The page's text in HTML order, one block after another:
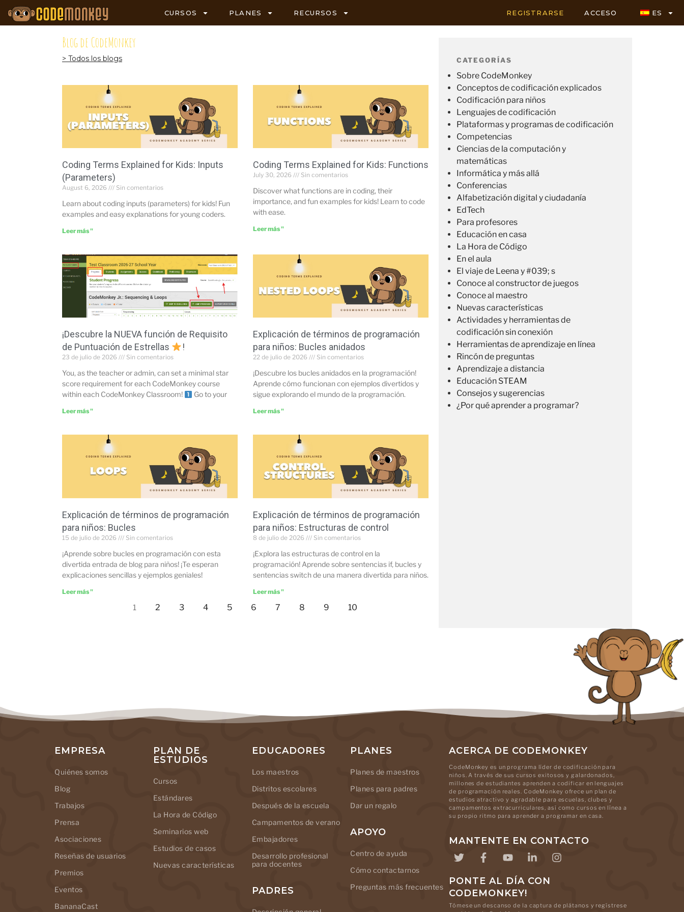
CURSOS PLANES RECURSOS REGISTRARSE ACCESO ES
Blog de CodeMonkey
> Todos los blogs
Coding Terms Explained for Kids: Inputs
(Parameters)
August 6, 2026 Sin comentarios
Learn about coding inputs (parameters) for kids! Fun
examples and easy explanations for young coders.
Leer más "
Coding Terms Explained for Kids: Functions
July 30, 2026 Sin comentarios
Discover what functions are in coding, their
importance, and fun examples for kids! Learn to code
with ease.
Leer más "
¡Descubre la NUEVA función de Requisito
de Puntuación de Estrellas
!
23 de julio de 2026 Sin comentarios
You, as the teacher or admin, can set a minimal star
score requirement for each CodeMonkey course
within each CodeMonkey Classroom!
Go to your
Leer más "
Explicación de términos de programación
para niños: Bucles anidados
22 de julio de 2026 Sin comentarios
¡Descubre los bucles anidados en la programación!
Aprende cómo funcionan con ejemplos divertidos y
sigue explorando el mundo de la programación.
Leer más "
Explicación de términos de programación
para niños: Bucles
15 de julio de 2026 Sin comentarios
¡Aprende sobre bucles en programación con esta
divertida entrada de blog para niños! ¡Te esperan
explicaciones sencillas y ejemplos geniales!
Leer más "
Explicación de términos de programación
para niños: Estructuras de control
8 de julio de 2026 Sin comentarios
¡Explora las estructuras de control en la
programación! Aprende sobre sentencias if, bucles y
sentencias switch de una manera divertida para niños.
Leer más "
1 2 3 4 5 6 7 8 9 10
CATEGORÍAS
Sobre CodeMonkey
Conceptos de codificación explicados
Codificación para niños
Lenguajes de codificación
Plataformas y programas de codificación
Competencias
Ciencias de la computación y
matemáticas
Informática y más allá
Conferencias
Alfabetización digital y ciudadanía
EdTech
Para profesores
Educación en casa
La Hora de Código
En el aula
El viaje de Leena y #039; s
Conoce al constructor de juegos
Conoce al maestro
Nuevas características
Actividades y herramientas de
codificación sin conexión
Herramientas de aprendizaje en línea
Rincón de preguntas
Aprendizaje a distancia
Educación STEAM
Consejos y sugerencias
¿Por qué aprender a programar?
EMPRESA
Quiénes somos
Blog
Trabajos
Prensa
Asociaciones
Reseñas de usuarios
Premios
Eventos
BananaCast
PLAN DE
ESTUDIOS
Cursos
Estándares
La Hora de Código
Seminarios web
Estudios de casos
Nuevas características
EDUCADORES
Los maestros
Distritos escolares
Después de la escuela
Campamentos de verano
Embajadores
Desarrollo profesional
para docentes
PADRES
PLANES
Planes de maestros
Planes para padres
Dar un regalo
APOYO
Centro de ayuda
Cómo contactarnos
Preguntas más frecuentes
ACERCA DE CODEMONKEY
CodeMonkey es un programa líder de codificación para
niños. A través de sus cursos exitosos y galardonados,
millones de estudiantes aprenden a codificar en lenguajes
de programación reales. CodeMonkey ofrece un plan de
estudios atractivo y agradable para escuelas, clubes y
campamentos extracurriculares, así como cursos en línea a
su propio ritmo para aprender a programar en casa.
MANTENTE EN CONTACTO
PONTE AL DÍA CON
CODEMONKEY!
Tómese un descanso de la captura de plátanos y regístrese